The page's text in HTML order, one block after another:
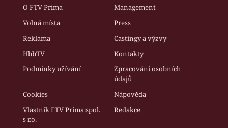
O FTV Prima
Management
Volná místa
Press
Reklama
Castingy a výzvy
HbbTV
Kontakty
Podmínky užívání
Zpracování osobních
údajů
Cookies
Nápověda
Vlastník FTV Prima spol.
s r.o.
Redakce